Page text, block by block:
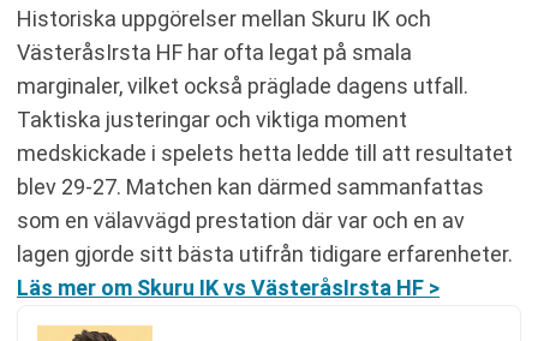
Historiska uppgörelser mellan Skuru IK och
VästeråsIrsta HF har ofta legat på smala
marginaler, vilket också präglade dagens utfall.
Taktiska justeringar och viktiga moment
medskickade i spelets hetta ledde till att resultatet
blev 29-27. Matchen kan därmed sammanfattas
som en välavvägd prestation där var och en av
lagen gjorde sitt bästa utifrån tidigare erfarenheter.
Läs mer om Skuru IK vs VästeråsIrsta HF >